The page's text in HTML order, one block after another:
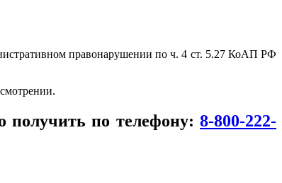
правонарушении по ч. 4 ст. 5.27 КоАП РФ
по телефону: 8-800-222-